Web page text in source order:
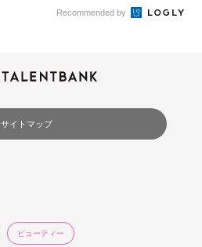
Recommended by
サイトマップ
ビューティー